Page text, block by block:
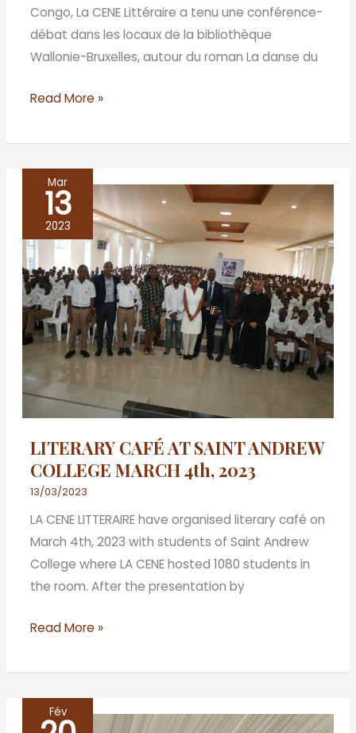
Congo, La CENE Littéraire a tenu une conférence-
débat dans les locaux de la bibliothèque
Wallonie-Bruxelles, autour du roman La danse du
Read More »
Mar
13
2023
LITERARY CAFÉ AT SAINT ANDREW
COLLEGE MARCH 4th, 2023
13/03/2023
LA CENE LITTERAIRE have organised literary café on
March 4th, 2023 with students of Saint Andrew
College where LA CENE hosted 1080 students in
the room. After the presentation by
LITERARY
CAFÉ
AT
SAINT
ANDREW
COLLEGE
MARCH
4th,
2023
Read More »
Fév